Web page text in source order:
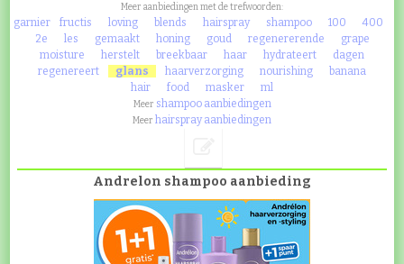
Meer aanbiedingen met de trefwoorden:
garnier fructis loving blends hairspray shampoo 100
400
2e
les gemaakt honing goud regenererende
grape
moisture
herstelt breekbaar haar hydrateert
dagen
regenereert
glans haarverzorging nourishing
banana
hair
food masker ml
Meer shampoo aanbiedingen
Meer hairspray aanbiedingen
Andrelon shampoo aanbieding